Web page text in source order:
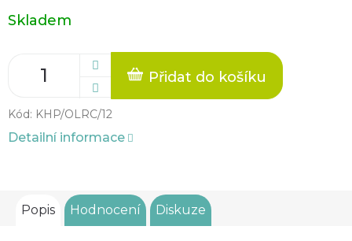
Měrná
cena:
Skladem
Přidat do košíku
Kód: KHP/OLRC/12
Detailní informace
Popis Hodnocení Diskuze